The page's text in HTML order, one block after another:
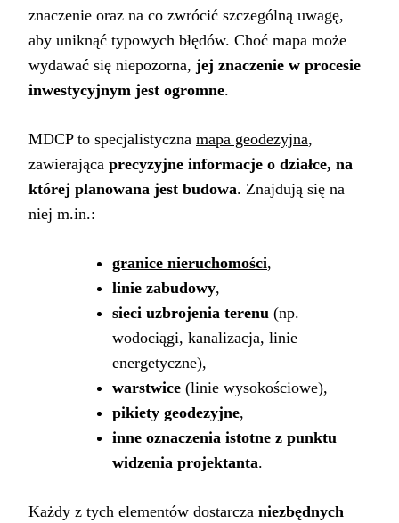
znaczenie oraz na co zwrócić szczególną uwagę,
aby uniknąć typowych błędów. Choć mapa może
wydawać się niepozorna, jej znaczenie w procesie
inwestycyjnym jest ogromne.
MDCP to specjalistyczna mapa geodezyjna,
zawierająca precyzyjne informacje o działce, na
której planowana jest budowa. Znajdują się na
niej m.in.:
granice nieruchomości,
linie zabudowy,
sieci uzbrojenia terenu (np.
wodociągi, kanalizacja, linie
energetyczne),
warstwice (linie wysokościowe),
pikiety geodezyjne,
inne oznaczenia istotne z punktu
widzenia projektanta.
Każdy z tych elementów dostarcza niezbędnych